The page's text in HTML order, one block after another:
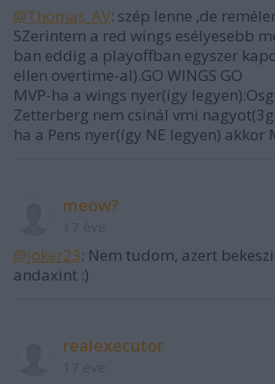
@Thomas_AV: szép lenne ,de
SZerintem a red wings esélyesebb
ban eddig a playoffban egyszer
ellen overtime-al).GO WINGS GO
MVP-ha a wings nyer(így
Zetterberg nem csinál vmi
ha a Pens nyer(így NE legyen) akkor
meow?
@joker23: Nem tudom, azert
andaxint :)
realexecutor